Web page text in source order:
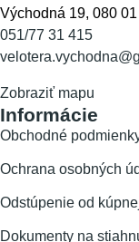
Východná 19, 080
051/77 31 415
Zobraziť mapu
Informácie
Obchodné
Ochrana osobných
Odstúpenie od
Dokumenty na